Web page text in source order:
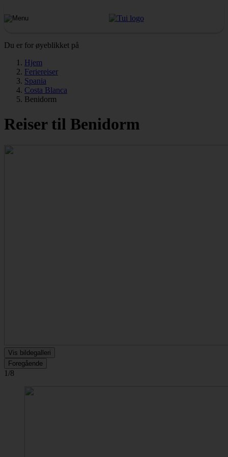
Du er for øyeblikket på
Hjem
Feriereiser
Spania
Costa Blanca
Benidorm
Reiser til Benidorm
Vis bildegalleri
Foregående
1/8